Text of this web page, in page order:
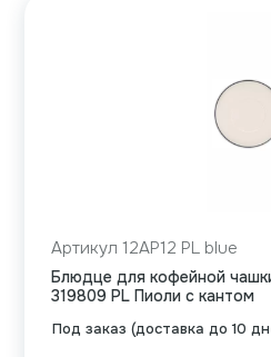
Под заказ (доставка до 10
Артикул 12AP12 PL blue
Блюдце для кофейной
319809 PL Пиоли с кантом